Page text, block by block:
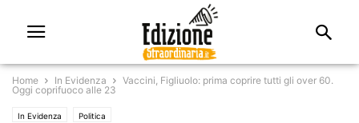
Home In Evidenza
Vaccini, Figliuolo: prima coprire tutti gli over 60.
Oggi coprifuoco alle 23
In Evidenza Politica